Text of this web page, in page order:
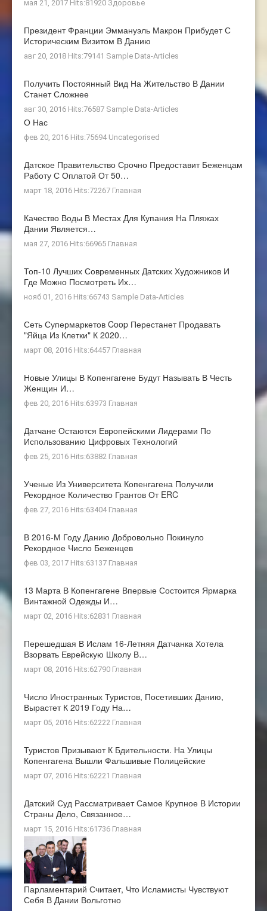
мая 21, 2017 Hits:81920 Здоровье
Президент Франции Эммануэль Макрон Прибудет С
Историческим Визитом В Данию
авг 20, 2018 Hits:79141 Sample Data-Articles
Получить Постоянный Вид На Жительство В Дании
Станет Сложнее
авг 30, 2016 Hits:76587 Sample Data-Articles
О Нас
фев 20, 2016 Hits:75694 Uncategorised
Датское Правительство Срочно Предоставит Беженцам
Работу С Оплатой От 50…
март 18, 2016 Hits:72267 Главная
Качество Воды В Местах Для Купания На Пляжах
Дании Является…
мая 27, 2016 Hits:66965 Главная
Топ-10 Лучших Современных Датских Художников И
Где Можно Посмотреть Их…
нояб 01, 2016 Hits:66743 Sample Data-Articles
Сеть Супермаркетов Coop Перестанет Продавать
"яйца Из Клетки" К 2020…
март 08, 2016 Hits:64457 Главная
Новые Улицы В Копенгагене Будут Называть В Честь
Женщин И…
фев 20, 2016 Hits:63973 Главная
Датчане Остаются Европейскими Лидерами По
Использованию Цифровых Технологий
фев 25, 2016 Hits:63882 Главная
Ученые Из Университета Копенгагена Получили
Рекордное Количество Грантов От ERC
фев 27, 2016 Hits:63404 Главная
В 2016-М Году Данию Добровольно Покинуло
Рекордное Число Беженцев
фев 03, 2017 Hits:63137 Главная
13 Марта В Копенгагене Впервые Состоится Ярмарка
Винтажной Одежды И…
март 02, 2016 Hits:62831 Главная
Перешедшая В Ислам 16-Летняя Датчанка Хотела
Взорвать Еврейскую Школу В…
март 08, 2016 Hits:62790 Главная
Число Иностранных Туристов, Посетивших Данию,
Вырастет К 2019 Году На…
март 05, 2016 Hits:62222 Главная
Туристов Призывают К Бдительности. На Улицы
Копенгагена Вышли Фальшивые Полицейские
март 07, 2016 Hits:62221 Главная
Датский Суд Рассматривает Самое Крупное В Истории
Страны Дело, Связанное…
март 15, 2016 Hits:61736 Главная
Парламентарий Считает, Что Исламисты Чувствуют
Себя В Дании Вольготно